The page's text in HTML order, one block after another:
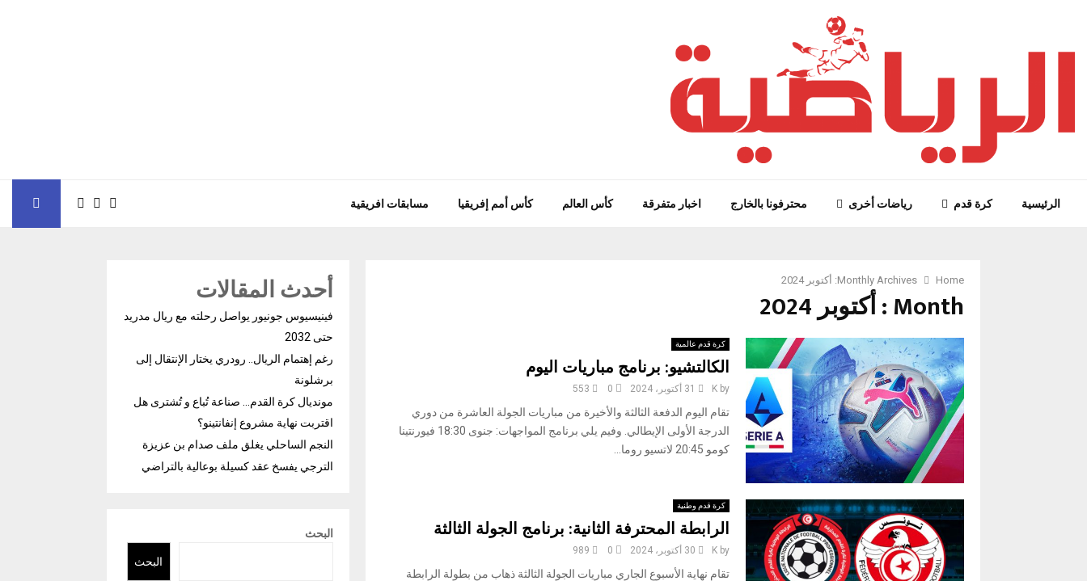
الرئيسية كرة قدم رياضات أخرى محترفونا بالخارج اخبار متفرقة كأس العالم كأس أمم إفريقيا مسابقات افريقية
Home Monthly Archives: أكتوبر 2024
Month : أكتوبر 2024
كرة قدم عالمية
الكالتشيو: برنامج مباريات اليوم
by
K 31 أكتوبر، 2024 0
553
تقام اليوم الدفعة الثالثة والأخيرة من مباريات الجولة العاشرة من دوري
الدرجة الأولى الإيطالي. وفيم يلي برنامج المواجهات: جنوى 18:30 فيورنتينا
كومو 20:45 لاتسيو روما...
كرة قدم وطنية
الرابطة المحترفة الثانية: برنامج الجولة الثالثة
by
K 30 أكتوبر، 2024 0
989
تقام نهاية الأسبوع الجاري مباريات الجولة الثالثة ذهاب من بطولة الرابطة
أحدث المقالات
فينيسيوس جونيور يواصل رحلته مع ريال مدريد
حتى 2032
رغم إهتمام الريال.. رودري يختار الإنتقال إلى
برشلونة
مونديال كرة القدم… صناعة تُباع و تُشترى هل
اقتربت نهاية مشروع إنفانتينو؟
النجم الساحلي يغلق ملف صدام بن عزيزة
الترجي يفسخ عقد كسيلة بوعالية بالتراضي
البحث
البحث